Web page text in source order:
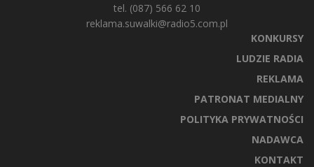
tel. (087) 566 62 10
reklama.suwalki@radio5.com.pl
KONKURSY
LUDZIE RADIA
REKLAMA
PATRONAT MEDIALNY
POLITYKA PRYWATNOŚCI
NADAWCA
KONTAKT